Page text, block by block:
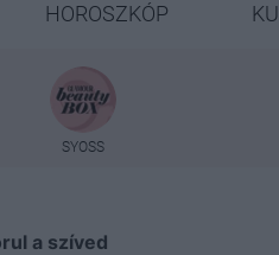
HOROSZKÓP
SYOSS
a szíved